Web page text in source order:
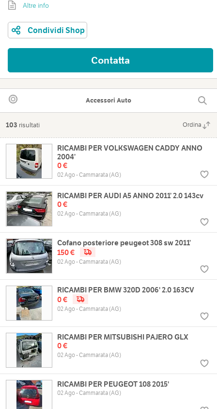
Altre info
Condividi Shop
Contatta
Accessori Auto
103 risultati Ordina
RICAMBI PER VOLKSWAGEN CADDY ANNO
2004’
0 €
02 Ago - Cammarata (AG)
RICAMBI PER AUDI A5 ANNO 2011’ 2.0 143cv
0 €
02 Ago - Cammarata (AG)
Cofano posteriore peugeot 308 sw 2011’
150 €
02 Ago - Cammarata (AG)
RICAMBI PER BMW 320D 2006' 2.0 163CV
0 €
02 Ago - Cammarata (AG)
RICAMBI PER MITSUBISHI PAJERO GLX
0 €
02 Ago - Cammarata (AG)
RICAMBI PER PEUGEOT 108 2015'
02 Ago - Cammarata (AG)